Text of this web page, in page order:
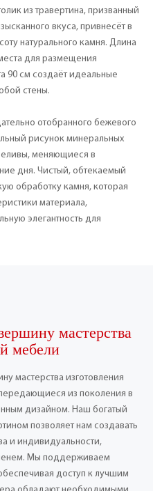
из травертина, призванный
вкуса, привнесёт в
натурального камня. Длина
для размещения
90 см создаёт идеальные
стены.
отобранного бежевого
рисунок минеральных
меняющиеся в
дня. Чистый, обтекаемый
обработку камня, которая
материала,
элегантность для
мастерства
мебели
мастерства изготовления
из поколения в
дизайном. Наш богатый
позволяет нам создавать
и индивидуальности,
Мы поддерживаем
доступ к лучшим